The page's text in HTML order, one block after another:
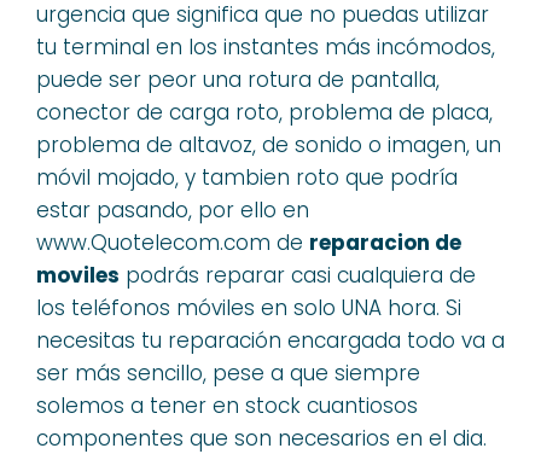
urgencia que significa que no puedas utilizar
tu terminal en los instantes más incómodos,
puede ser peor una rotura de pantalla,
conector de carga roto, problema de placa,
problema de altavoz, de sonido o imagen, un
móvil mojado, y tambien roto que podría
estar pasando, por ello en
www.Quotelecom.com de reparacion de
moviles podrás reparar casi cualquiera de
los teléfonos móviles en solo UNA hora. Si
necesitas tu reparación encargada todo va a
ser más sencillo, pese a que siempre
solemos a tener en stock cuantiosos
componentes que son necesarios en el dia.